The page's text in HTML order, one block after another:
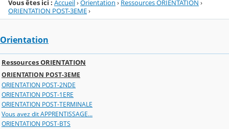
Vous êtes ici : Accueil›Orientation › Ressources ORIENTATION ›
ORIENTATION POST-3EME›
Orientation
Ressources ORIENTATION
ORIENTATION POST-3EME
ORIENTATION POST-2NDE
ORIENTATION POST-1ERE
ORIENTATION POST-TERMINALE
Vous avez dit APPRENTISSAGE...
ORIENTATION POST-BTS